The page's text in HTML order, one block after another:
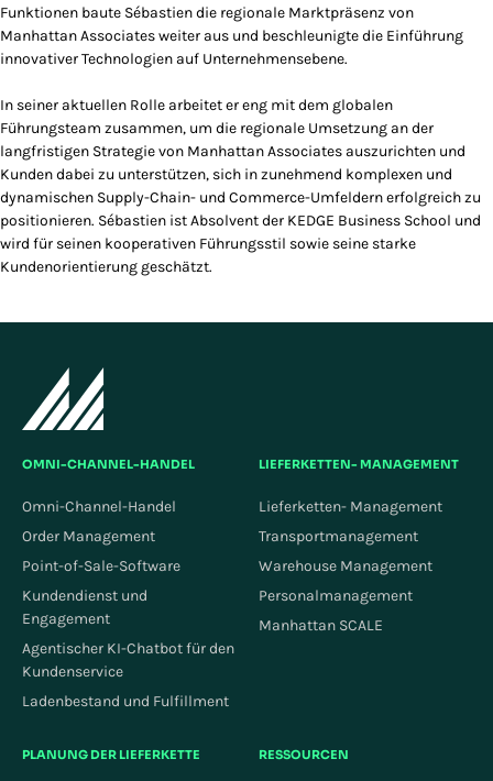
Funktionen baute Sébastien die regionale Marktpräsenz von
Manhattan Associates weiter aus und beschleunigte die Einführung
innovativer Technologien auf Unternehmensebene.
In seiner aktuellen Rolle arbeitet er eng mit dem globalen
Führungsteam zusammen, um die regionale Umsetzung an der
langfristigen Strategie von Manhattan Associates auszurichten und
Kunden dabei zu unterstützen, sich in zunehmend komplexen und
dynamischen Supply-Chain- und Commerce-Umfeldern erfolgreich zu
positionieren. Sébastien ist Absolvent der KEDGE Business School und
wird für seinen kooperativen Führungsstil sowie seine starke
Kundenorientierung geschätzt.
OMNI-CHANNEL-HANDEL
Omni-Channel-Handel
Order Management
Point-of-Sale-Software
Kundendienst und
Engagement
Agentischer KI-Chatbot für den
Kundenservice
Ladenbestand und Fulfillment
LIEFERKETTEN- MANAGEMENT
Lieferketten- Management
Transportmanagement
Warehouse Management
Personalmanagement
Manhattan SCALE
PLANUNG DER LIEFERKETTE RESSOURCEN